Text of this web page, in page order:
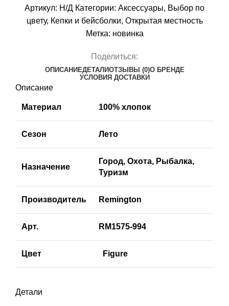
Артикул: Н/Д Категории: Аксессуары, Выбор по
цвету, Кепки и бейсболки, Открытая местность
Метка: новинка
Поделиться:
ОПИСАНИЕДЕТАЛИОТЗЫВЫ (0)О БРЕНДЕ
УСЛОВИЯ ДОСТАВКИ
Описание
Материал 100% хлопок
Сезон Лето
Назначение
Город, Охота, Рыбалка,
Туризм
Производитель Remington
Арт. RM1575-994
Цвет Figure
Детали